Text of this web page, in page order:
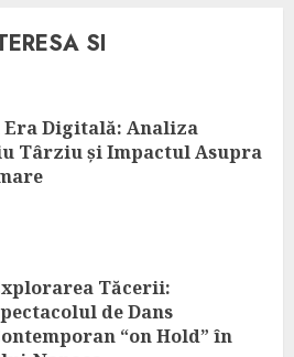
SI
Digitală: Analiza
Târziu și Impactul Asupra
Tăcerii:
de Dans
“on Hold” în